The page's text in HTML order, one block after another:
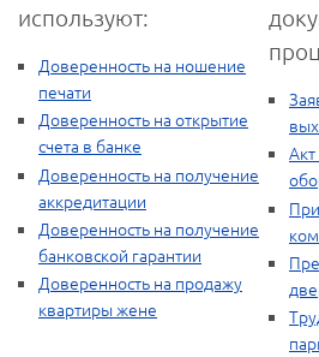
используют:
Доверенность на ношение
печати
Доверенность на открытие
счета в банке
Доверенность на получение
аккредитации
Доверенность на получение
банковской гарантии
Доверенность на продажу
квартиры жене